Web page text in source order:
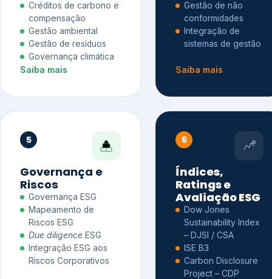
Créditos de carbono e
compensação
Gestão ambiental
Gestão de resíduos
Governança climática
Saiba mais
Gestão de não
conformidades
Integração de
sistemas de gestão
Saiba mais
5
Governança e
Riscos
Governança ESG
Mapeamento de
Riscos ESG
Due diligence ESG
Integração ESG aos
Riscos Corporativos
6
Índices,
Ratings e
Avaliação ESG
Dow Jones
Sustainability Index
– DJSI / CSA
ISE B3
Carbon Disclosure
Project – CDP